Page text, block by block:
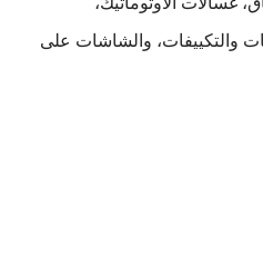
والتكييفات، والشاشات على